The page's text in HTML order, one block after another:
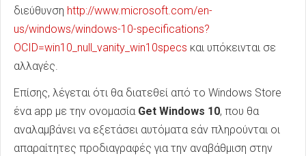
διεύθυνση http://www.microsoft.com/en-
us/windows/windows-10-specifications?
OCID=win10_null_vanity_win10specs και υπόκεινται σε
αλλαγές.
Επίσης, λέγεται ότι θα διατεθεί από το Windows Store
ένα app με την ονομασίαGet Windows 10, που θα
αναλαμβάνει να εξετάσει αυτόματα εάν πληρούνται οι
απαραίτητες προδιαγραφές για την αναβάθμιση στην